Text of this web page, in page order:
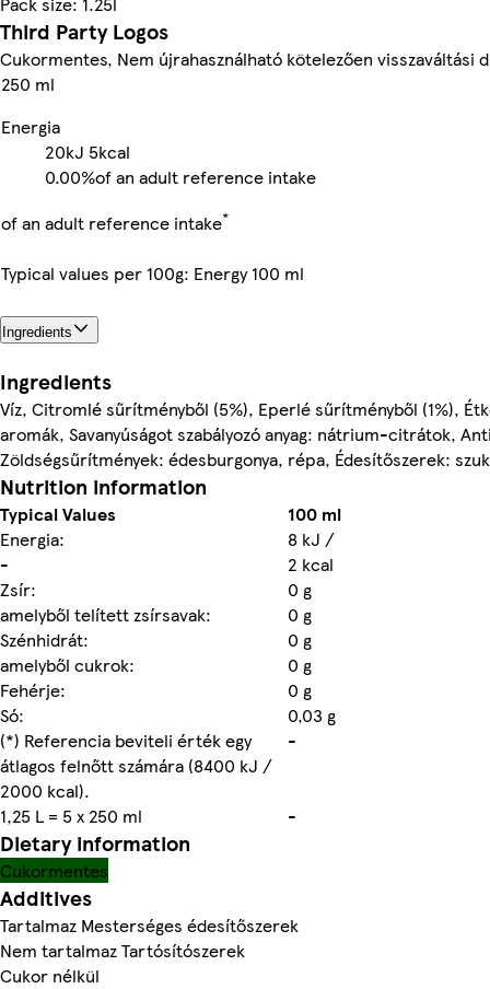
Third Party Logos
Cukormentes, Nem újrahasználható kötelezően visszaváltási
250 ml
Energia
20kJ 5kcal
0.00%of an adult reference intake
of an adult reference intake*
Typical values per 100g: Energy 100 ml
Ingredients
Ingredients
Víz, Citromlé sűrítményből (5%), Eperlé sűrítményből (1%),
aromák, Savanyúságot szabályozó anyag: nátrium-citrátok,
Zöldségsűrítmények: édesburgonya, répa, Édesítőszerek:
Nutrition information
Typical Values
100 ml
Energia:
8 kJ /
-
2 kcal
Zsír:
0 g
amelyből telített zsírsavak:
0 g
Szénhidrát:
0 g
amelyből cukrok:
0 g
Fehérje:
0 g
Só:
0,03 g
(*) Referencia beviteli érték egy
átlagos felnőtt számára (8400 kJ /
2000 kcal).
-
1,25 L = 5 x 250 ml -
Dietary information
Cukormentes
Additives
Tartalmaz Mesterséges édesítőszerek
Nem tartalmaz Tartósítószerek
Cukor nélkül